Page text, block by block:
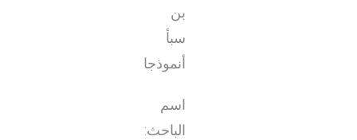
بن
سبأ
أنموذجا
اسم
الباحث: